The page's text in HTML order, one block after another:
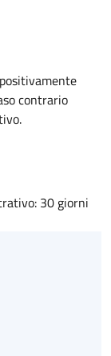
contrario
30 giorni